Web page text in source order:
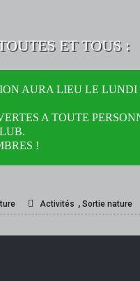
ET TOUS :
AURA LIEU LE LUNDI
A TOUTE
!
Activités , Sortie nature